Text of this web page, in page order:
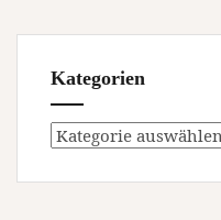
Kategorien
Kategorien